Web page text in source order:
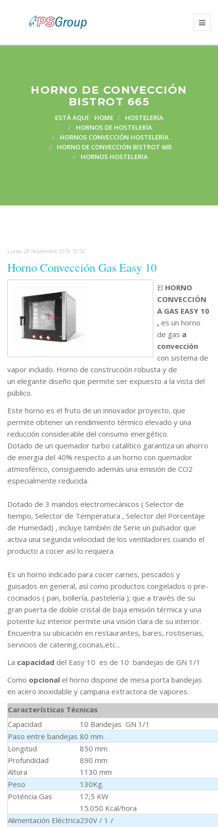
HORNO DE CONVECCIÓN
BISTROT 665
ESTÁ AQUÍ: HOME
HOSTELERÍA
HORNOS DE HOSTELERÍA
HORNOS CONVECCIÓN HOSTELERÍA
HORNO DE CONVECCIÓN BISTROT 665
HORNOS HOSTELERIA
Lunes, 28 Noviembre 2016 10:52
Horno Convección Gas Easy 10
El HORNO
CONVECCIÓN
A GAS EASY 10
, es un horno
de gas a
convección
con sistema de
vapor incluido. Horno de construcción robusta y de
un elegante diseño que permite ser expuesto a la vista del
público.
Este horno es el fruto de un innovador proyecto, que
permite obtener un rendimiento térmico elevado y una
reducción considerable del consumo energético.
Dotado de un quemador turbo catalítico garantiza un ahorro
de energia del 40% respecto a un horno con quemador
atmosférico, consiguiendo además una emisión de CO2
especialmente reducida.
Dotado de 3 mandos electromecánicos ( Selector de
tiempo, Selector de Temperatura , Selector del Porcentaje
de Humedad) , incluye también de Serie un pulsador que
activa una segunda velocidad de los ventiladores cuando el
producto a cocer así lo requiera.
Es un horno indicado para cocer carnes, pescados y
guisados en general, así como productos congelados o pre-
cocinados ( pan, bollería, pastelería ); que a través de su
gran puerta de doble cristal de baja emisión térmica y una
potente luz interior permite una visión clara de su interior.
Encuentra su ubicación en restaurantes, bares, rostiserias,
servicios de catering,cocinas,etc...
La capacidad del Easy 10 es de 10 bandejas de GN 1/1
Como opcional el horno dispone de mesa porta bandejas
en acero inoxidable y campana extractora de vapores.
Características Técnicas
Capacidad
10 Bandejas GN 1/1
Paso entre bandejas 80 mm.
Longitud
Profundidad
Altura
850 mm
890 mm
1130 mm
Peso
130Kg.
Poténcia Gas
17,5 KW
15.050 Kcal/hora
Alimentación Eléctrica230V / 1 /